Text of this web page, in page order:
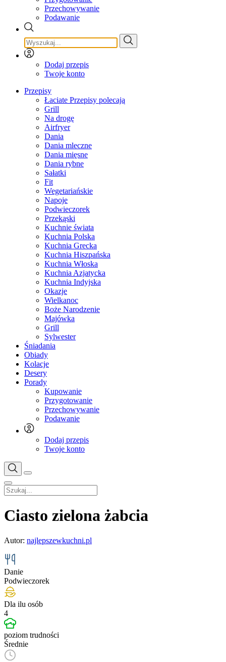
Przechowywanie
Podawanie
Dodaj przepis
Twoje konto
Przepisy
Łaciate Przepisy polecają
Grill
Na drogę
Airfryer
Dania
Dania mleczne
Dania mięsne
Dania rybne
Sałatki
Fit
Wegetariańskie
Napoje
Podwieczorek
Przekąski
Kuchnie świata
Kuchnia Polska
Kuchnia Grecka
Kuchnia Hiszpańska
Kuchnia Włoska
Kuchnia Azjatycka
Kuchnia Indyjska
Okazje
Wielkanoc
Boże Narodzenie
Majówka
Grill
Sylwester
Śniadania
Obiady
Kolacje
Desery
Porady
Kupowanie
Przygotowanie
Przechowywanie
Podawanie
Dodaj przepis
Twoje konto
Ciasto zielona żabcia
Autor: najlepszewkuchni.pl
Danie
Podwieczorek
Dla ilu osób
4
poziom trudności
Średnie